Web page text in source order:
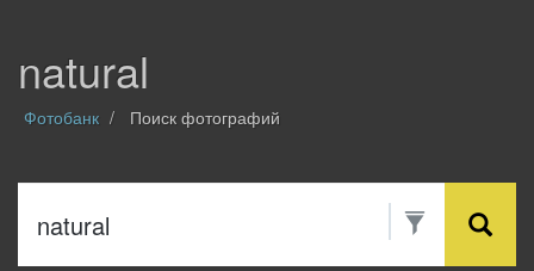
natural
Фотобанк Поиск фотографий